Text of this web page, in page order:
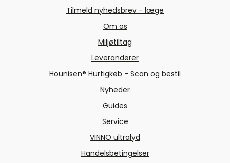
Tilmeld nyhedsbrev - læge
Om os
Miljøtiltag
Leverandører
Hounisen® Hurtigkøb - Scan og bestil
Nyheder
Guides
Service
VINNO ultralyd
Handelsbetingelser